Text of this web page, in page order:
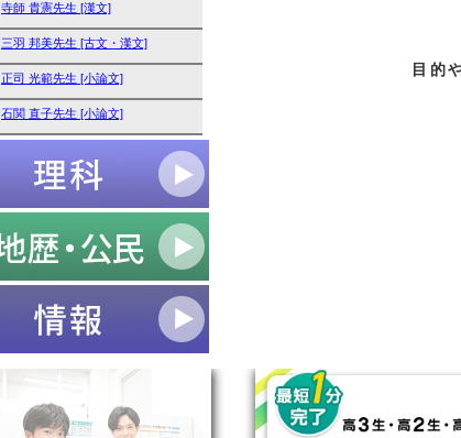
寺師 貴憲先生 [漢文]
三羽 邦美先生 [古文・漢文]
正司 光範先生 [小論文]
石関 直子先生 [小論文]
目的